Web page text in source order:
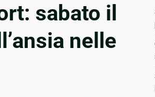
sabato il
nelle